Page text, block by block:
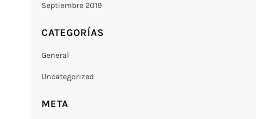
Septiembre 2019
CATEGORÍAS
General
Uncategorized
META